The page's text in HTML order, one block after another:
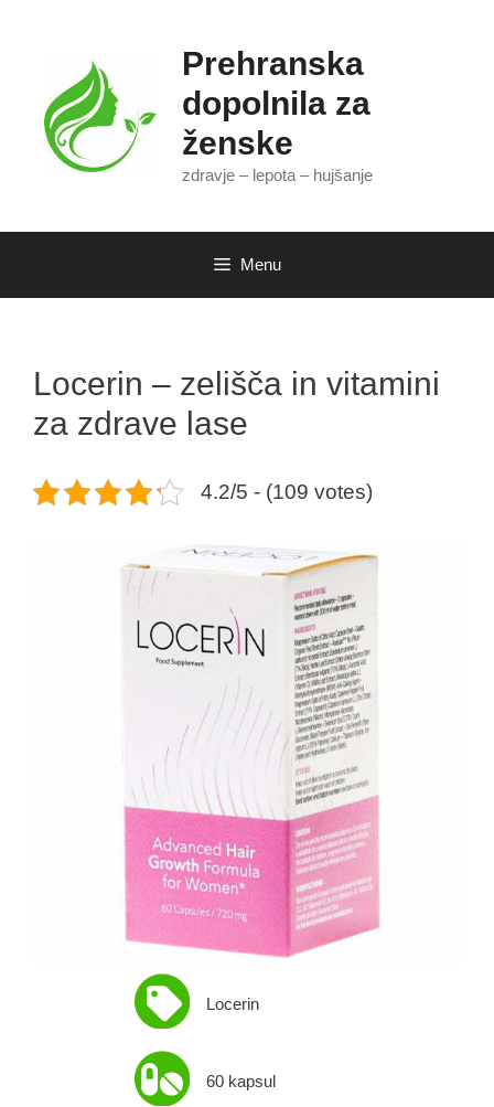
Prehranska
dopolnila za
ženske
zdravje – lepota – hujšanje
Menu
Locerin – zelišča in vitamini
za zdrave lase
4.2/5 - (109 votes)
Locerin
60 kapsul